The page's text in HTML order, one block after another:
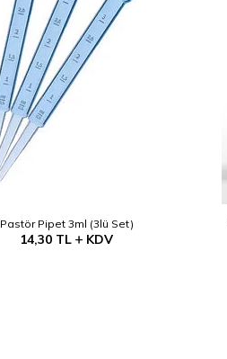
Pastör Pipet 3ml (3lü Set)
14,30 TL KDV